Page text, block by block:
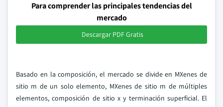
Para comprender las principales tendencias del
mercado
Descargar PDF Gratis
Basado en la composición, el mercado se divide en MXenes de
sitio m de un solo elemento, MXenes de sitio m de múltiples
elementos, composición de sitio x y terminación superficial. El